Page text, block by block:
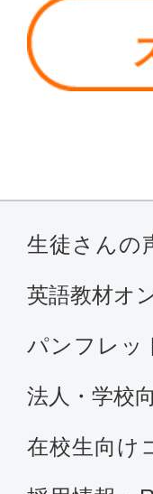
生徒さんの
英語教材オ
パンフレッ
法人・学校
在校生向け